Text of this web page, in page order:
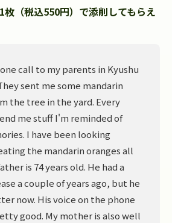
枚（税込550円）で添削してもらえ
call to my parents in Kyushu
sent me some mandarin
the tree in the yard. Every
me stuff I'm reminded of
I have been looking
the mandarin oranges all
is 74 years old. He had a
a couple of years ago, but he
now. His voice on the phone
good. My mother is also well